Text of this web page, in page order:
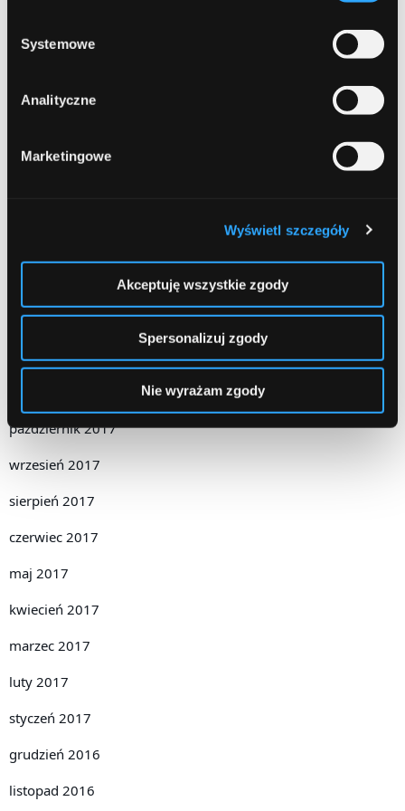
Systemowe
Analityczne
Marketingowe
Wyświetl szczegóły
Akceptuję wszystkie zgody
Spersonalizuj zgody
Nie wyrażam zgody
listopad 2018
marzec 2018
luty 2018
październik 2017
wrzesień 2017
sierpień 2017
czerwiec 2017
maj 2017
kwiecień 2017
marzec 2017
luty 2017
styczeń 2017
grudzień 2016
listopad 2016